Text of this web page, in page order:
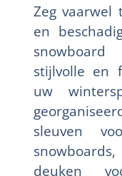
Zeg vaarwel
en
stijlvolle en
uw
sleuven
deuken